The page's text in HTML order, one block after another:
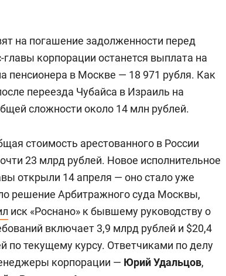
на погашение задолженности перед
корпорации останется выплата на
пенсионера в Москве — 18 971 рубля. Как
переезда Чубайса в Израиль на
сложности около 14 млн рублей.
стоимость арестованного в России
23 млрд рублей. Новое исполнительное
открыли 14 апреля — оно стало уже
решение Арбитражного суда Москвы,
иск «Роснано» к бывшему руководству о
включает 3,9 млрд рублей и $20,4
по текущему курсу. Ответчиками по делу
корпорации — Юрий Удальцов,